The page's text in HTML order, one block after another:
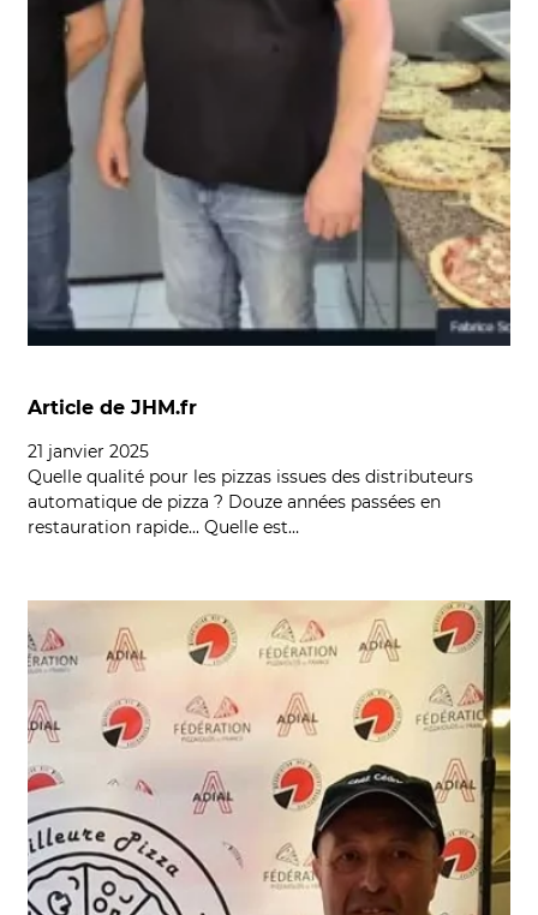
Article de JHM.fr
21 janvier 2025
Quelle qualité pour les pizzas issues des distributeurs
automatique de pizza ? Douze années passées en
restauration rapide... Quelle est…